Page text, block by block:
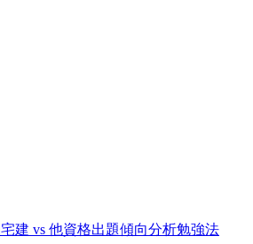
宅建 vs 他資格出題傾向分析勉強法